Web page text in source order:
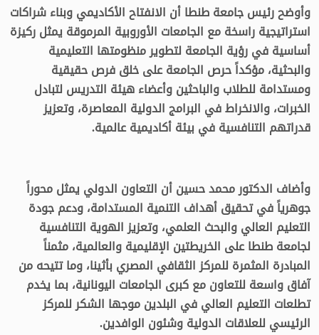
وأوضح رئيس جامعة طنطا أن الانفتاح الأكاديمي وبناء شراكات
استراتيجية راسخة مع الجامعات الأوروبية المرموقة يمثل ركيزة
أساسية في رؤية الجامعة لتطوير منظومتها التعليمية
والبحثية، مؤكداً حرص الجامعة على خلق فرص حقيقية
ومستدامة للطلاب والباحثين وأعضاء هيئة التدريس لتبادل
الخبرات، والانخراط في البرامج الدولية المعاصرة، وتعزيز
قدراتهم التنافسية في بيئة أكاديمية عالمية.
وأضاف الدكتور محمد حسين أن التعاون الدولي يمثل محوراً
جوهرياً في تحقيق أهداف التنمية المستدامة، ودعم جودة
التعليم العالي والبحث العلمي، وتعزيز الهوية التنافسية
لجامعة طنطا على الخريطتين الإقليمية والعالمية، مثمناً
المبادرة المثمرة للمركز الثقافي المصري بأثينا، وما تتيحه من
آفاق واسعة للتعاون مع كبرى الجامعات اليونانية، بما يخدم
تطلعات التعليم العالي في البلدين موجها الشكر للمركز
الرئيسي للعلاقات الدولية وشئون الوافدين.